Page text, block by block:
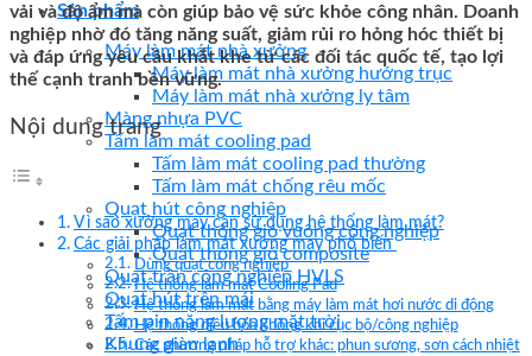
Sản phẩm
Máy làm mát nhà xưởng
Máy làm mát nhà xưởng hướng trục
Máy làm mát nhà xưởng ly tâm
Màng nhựa PVC
Tấm làm mát cooling pad
Tấm làm mát cooling pad thường
Tấm làm mát chống rêu mốc
Quạt hút công nghiệp
Quạt thông gió vuông công nghiệp
Quạt thông gió composite
Quạt trần công nghiệp HVLS
Quạt hút trên mái
Tấm pin năng lượng mặt trời
Khung giàn lạnh
vải và độ ẩm mà còn giúp bảo vệ sức khỏe công nhân. Doanh
nghiệp nhờ đó tăng năng suất, giảm rủi ro hỏng hóc thiết bị
và đáp ứng yêu cầu khắt khe từ các đối tác quốc tế, tạo lợi
thế cạnh tranh bền vững.
Nội dung trang
Vì sao xưởng may cần sử dụng hệ thống làm mát?
Các giải pháp làm mát xưởng may phổ biến
Dùng quạt công nghiệp
Hệ thống làm mát Cooling Pad
Hệ thống làm mát bằng máy làm mát hơi nước di động
Hệ thống điều hòa không khí cục bộ/công nghiệp
Các phương pháp hỗ trợ khác: phun sương, sơn cách nhiệt